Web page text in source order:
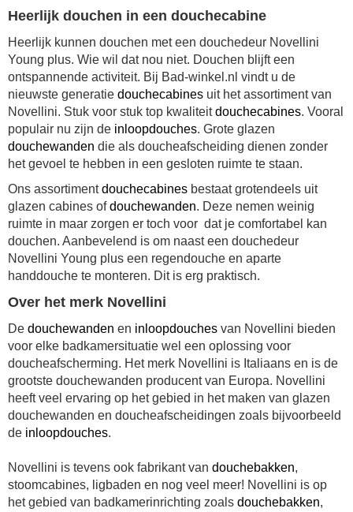
Heerlijk douchen in een douchecabine
Heerlijk kunnen douchen met een douchedeur Novellini
Young plus. Wie wil dat nou niet. Douchen blijft een
ontspannende activiteit. Bij Bad-winkel.nl vindt u de
nieuwste generatie douchecabines uit het assortiment van
Novellini. Stuk voor stuk top kwaliteitdouchecabines. Vooral
populair nu zijn de inloopdouches. Grote glazen
douchewanden die als doucheafscheiding dienen zonder
het gevoel te hebben in een gesloten ruimte te staan.
Ons assortimentdouchecabines bestaat grotendeels uit
glazen cabines ofdouchewanden. Deze nemen weinig
ruimte in maar zorgen er toch voor dat je comfortabel kan
douchen. Aanbevelend is om naast een douchedeur
Novellini Young plus een regendouche en aparte
handdouche te monteren. Dit is erg praktisch.
Over het merk Novellini
De douchewanden en inloopdouches van Novellini bieden
voor elke badkamersituatie wel een oplossing voor
doucheafscherming. Het merk Novellini is Italiaans en is de
grootste douchewanden producent van Europa. Novellini
heeft veel ervaring op het gebied in het maken van glazen
douchewanden en doucheafscheidingen zoals bijvoorbeeld
de inloopdouches.
Novellini is tevens ook fabrikant van douchebakken,
stoomcabines, ligbaden en nog veel meer! Novellini is op
het gebied van badkamerinrichting zoals douchebakken,